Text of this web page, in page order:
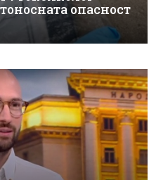
опасност